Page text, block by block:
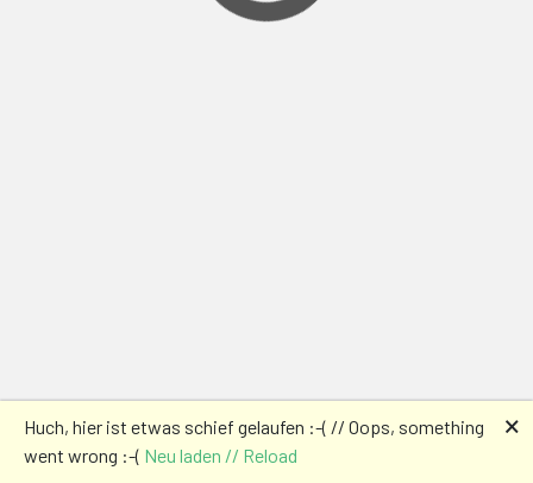
Huch, hier ist etwas schief gelaufen :-( // Oops, something
went wrong :-( Neu laden // Reload
🗙